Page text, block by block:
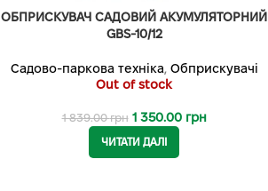
ОБПРИСКУВАЧ САДОВИЙ АКУМУЛЯТОРНИЙ
GBS-10/12
Садово-паркова техніка, Обприскувачі
Out of stock
1 839.00грн 1 350.00 грн
ЧИТАТИ ДАЛІ